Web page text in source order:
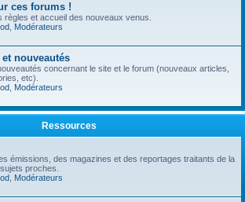
ces forums !
règles et accueil des nouveaux venus.
Modérateurs
nouveautés
concernant le site et le forum (nouveaux articles,
etc).
Modérateurs
Ressources
émissions, des magazines et des reportages traitants de la
proches.
Modérateurs